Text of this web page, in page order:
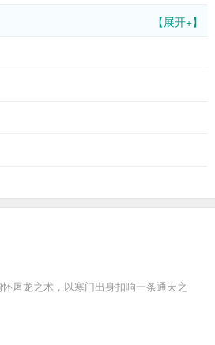
【展开+】
屠龙之术，以寒门出身扣响一条通天之